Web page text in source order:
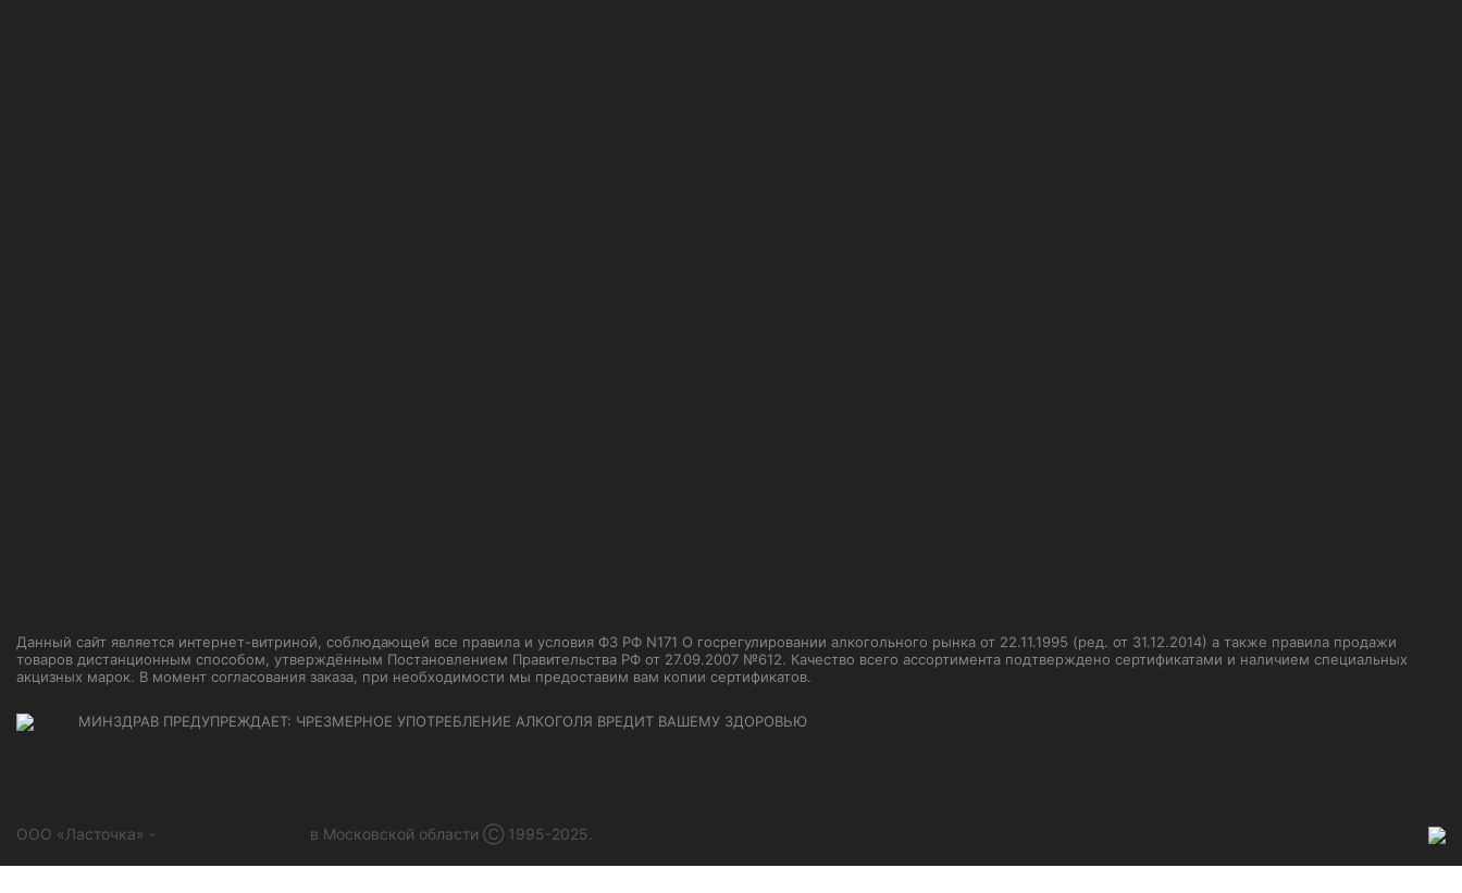
Данный сайт является интернет-витриной, соблюдающей все правила и условия ФЗ РФ N171 О госрегулировании алкогольного рынка от 22.11.1995 (ред. от 31.12.2014) а также правила продажи
товаров дистанционным способом, утверждённым Постановлением Правительства РФ от 27.09.2007 №612. Качество всего ассортимента подтверждено сертификатами и наличием специальных
акцизных марок. В момент согласования заказа, при необходимости мы предоставим вам копии сертификатов.
МИНЗДРАВ ПРЕДУПРЕЖДАЕТ: ЧРЕЗМЕРНОЕ УПОТРЕБЛЕНИЕ АЛКОГОЛЯ ВРЕДИТ ВАШЕМУ ЗДОРОВЬЮ
ООО «Ласточка» - в Московской области Ⓒ 1995-2025.